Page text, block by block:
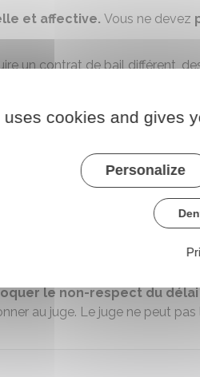
et affective. Vous ne devez
un contrat de bail différent,
par un proche, un
être volontaire.
produits caractérisent ou
distincts ne suffit pas à
le non-respect du délai
au juge. Le juge ne peut
cookies and gives
Personalize